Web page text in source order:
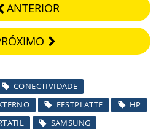
ANTERIOR
CONECTIVIDADE
FESTPLATTE
HP
SAMSUNG